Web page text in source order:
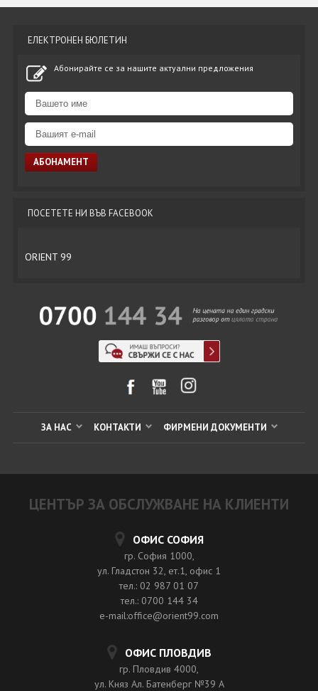
ЕЛЕКТРОНЕН БЮЛЕТИН
Абонирайте се за нашите актуални предложения
ПОСЕТЕТЕ НИ ВЪВ FACEBOOK
ORIENT 99
ЗА НАС КОНТАКТИ ФИРМЕНИ ДОКУМЕНТИ
ЦЕНТЪР ЗА ОБСЛУЖВАНЕ НА КЛИЕНТИ
ОФИС СОФИЯ
гр. София 1000,
ул. Гладстон 32, ет.1, офис 1
тел.: 02 987 01 07
тел.: 0700 144 34
e-mail:office@orient99.com
ОФИС ПЛОВДИВ
гр. Пловдив 4000,
ул. Княз Ал. Батенберг №39 A